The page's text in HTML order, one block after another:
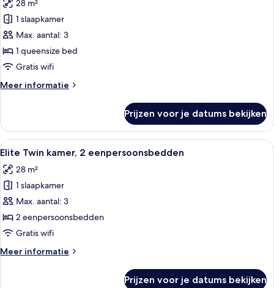
roken
voor
Elite
kamer,
1
queensize
laden
28 m²
1 slaapkamer
Max. aantal: 3
1 queensize bed
Gratis wifi
Meer informatie
Meer
kamer,
queensize
Prijzen voor je datums bekijken
Alle
foto's
voor
Elite
Twin
kamer,
2
laden
Een hotelkamer met twee bedden,
5
Elite Twin kamer, 2 eenpersoonsbedden
28 m²
1 slaapkamer
Max. aantal: 3
2 eenpersoonsbedden
Gratis wifi
Meer informatie
Meer
Prijzen voor je datums bekijken